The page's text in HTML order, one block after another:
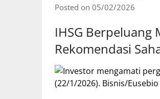
Posted on 05/02/2026
IHSG Berpeluang
Rekomendasi